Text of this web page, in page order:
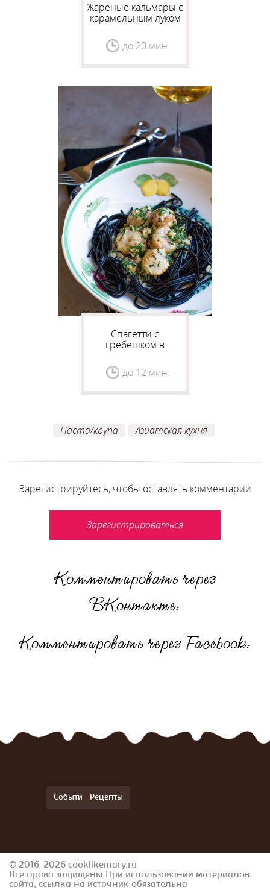
Паста/крупа Азиатская кухня
Жареные кальмары с
карамельным луком
до 20 мин.
Спагетти с
гребешком в
соусе
до 12 мин.
Зарегистрируйтесь, чтобы оставлять комментарии
Зарегистрироваться
Комментировать через
ВКонтакте:
Комментировать через Facebook:
События Рецепты
© 2016-2026 cooklikemary.ru
Все права защищены При использовании материалов
сайта, ссылка на источник обязательна